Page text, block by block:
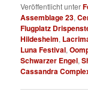
Veröffentlicht unter
Assemblage 23 ,
Flugplatz
Hildesheim
Luna Festival ,
Schwarzer Engel ,
Cassandra